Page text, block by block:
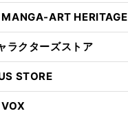
ART HERITAGE
ラクターズストア
STORE